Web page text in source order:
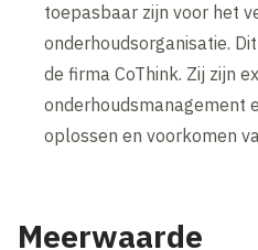
toepasbaar zijn voor het
onderhoudsorganisatie.
de firma CoThink. Zij zijn
onderhoudsmanagement
oplossen en voorkomen
Meerwaarde